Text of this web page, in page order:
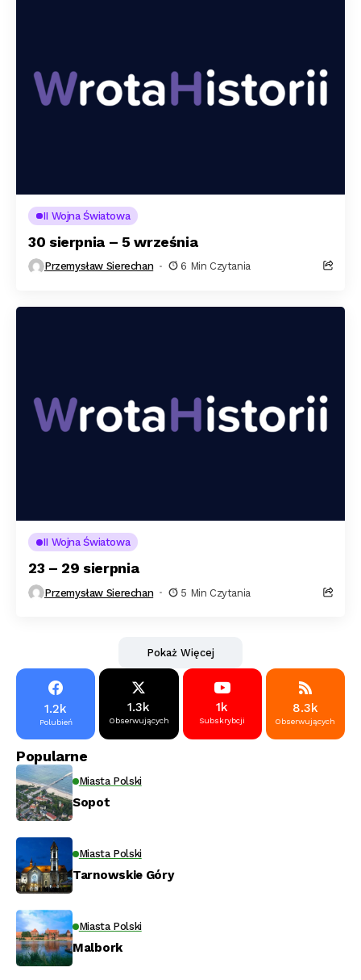
II Wojna Światowa
30 sierpnia – 5 września
Przemysław Sierechan 6 Min Czytania
II Wojna Światowa
23 – 29 sierpnia
Przemysław Sierechan 5 Min Czytania
Pokaż Więcej
1.2k
Polubień
1.3k
Obserwujących
1k
Subskrybcji
8.3k
Obserwujących
Popularne
Miasta Polski
Sopot
Miasta Polski
Tarnowskie Góry
Miasta Polski
Malbork